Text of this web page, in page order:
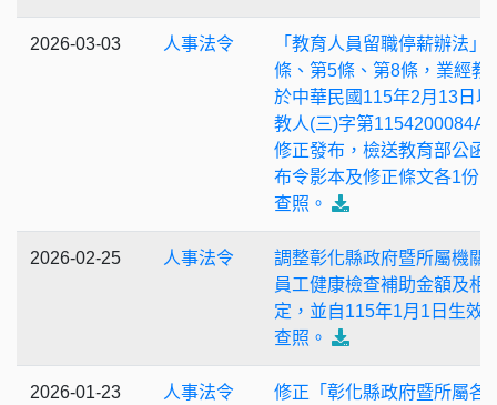
2026-03-03 人事法令
「教育人員留職停薪辦法」
條、第5條、第8條，業經教
於中華民國115年2月13日以
教人(三)字第1154200084A
修正發布，檢送教育部公函
布令影本及修正條文各1份
查照。
2026-02-25 人事法令
調整彰化縣政府暨所屬機關
員工健康檢查補助金額及相
定，並自115年1月1日生效
查照。
2026-01-23 人事法令
修正「彰化縣政府暨所屬各